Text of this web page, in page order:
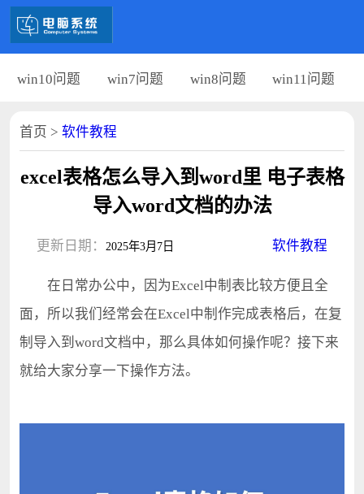
win10问题 win7问题 win8问题 win11问题
首页 > 软件教程
excel表格怎么导入到word里 电子表格
导入word文档的办法
更新日期： 2025年3月7日 软件教程
在日常办公中，因为Excel中制表比较方便且全
面，所以我们经常会在Excel中制作完成表格后，在复
制导入到word文档中，那么具体如何操作呢？接下来
就给大家分享一下操作方法。